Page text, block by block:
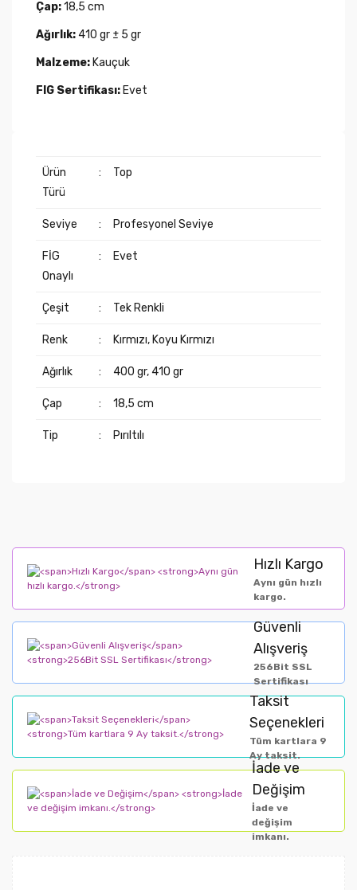
Çap:18,5 cm
Ağırlık: 410 gr ± 5 gr
Malzeme: Kauçuk
FIG Sertifikası: Evet
Ürün
Türü
: Top
Seviye : Profesyonel Seviye
FİG
Onaylı
: Evet
Çeşit : Tek Renkli
Renk : Kırmızı, Koyu Kırmızı
Ağırlık : 400 gr, 410 gr
Çap : 18,5 cm
Tip : Pırıltılı
Hızlı Kargo
Aynı gün hızlı
kargo.
Güvenli
Alışveriş
256Bit SSL
Sertifikası
Taksit
Seçenekleri
Tüm kartlara 9
Ay taksit.
İade ve
Değişim
İade ve
değişim
imkanı.